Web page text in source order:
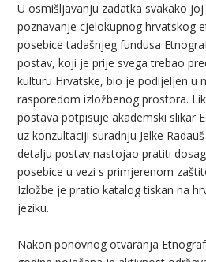
U osmišljavanju zadatka svakako
poznavanje cjelokupnog hrvatskog
posebice tadašnjeg fundusa
postav, koji je prije svega trebao
kulturu Hrvatske, bio je podijeljen u
rasporedom izložbenog prostora.
postava potpisuje akademski slikar
uz konzultaciji suradnju Jelke
detalju postav nastojao pratiti
posebice u vezi s primjerenom
Izložbe je pratio katalog tiskan na
jeziku.
Nakon ponovnog otvaranja